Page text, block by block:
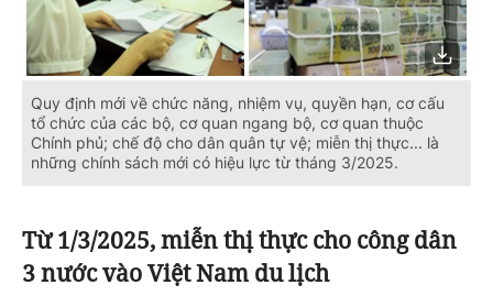
Quy định mới về chức năng, nhiệm vụ, quyền hạn, cơ cấu
tổ chức của các bộ, cơ quan ngang bộ, cơ quan thuộc
Chính phủ; chế độ cho dân quân tự vệ; miễn thị thực... là
những chính sách mới có hiệu lực từ tháng 3/2025.
Từ 1/3/2025, miễn thị thực cho công dân
3 nước vào Việt Nam du lịch